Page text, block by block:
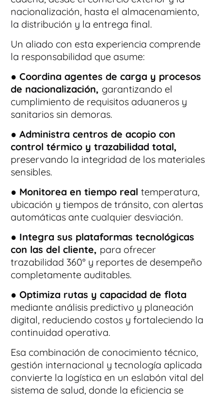
nacionalización, hasta el almacenamiento,
la distribución y la entrega final.
Un aliado con esta experiencia comprende
la responsabilidad que asume:
● Coordina agentes de carga y procesos
de nacionalización, garantizando el
cumplimiento de requisitos aduaneros y
sanitarios sin demoras.
● Administra centros de acopio con
control térmico y trazabilidad total,
preservando la integridad de los materiales
sensibles.
● Monitorea en tiempo realtemperatura,
ubicación y tiempos de tránsito, con alertas
automáticas ante cualquier desviación.
● Integra sus plataformas tecnológicas
con las del cliente, para ofrecer
trazabilidad 360° y reportes de desempeño
completamente auditables.
● Optimiza rutas y capacidad de flota
mediante análisis predictivo y planeación
digital, reduciendo costos y fortaleciendo la
continuidad operativa.
Esa combinación de conocimiento técnico,
gestión internacional y tecnología aplicada
convierte la logística en un eslabón vital del
sistema de salud, donde la eficiencia se